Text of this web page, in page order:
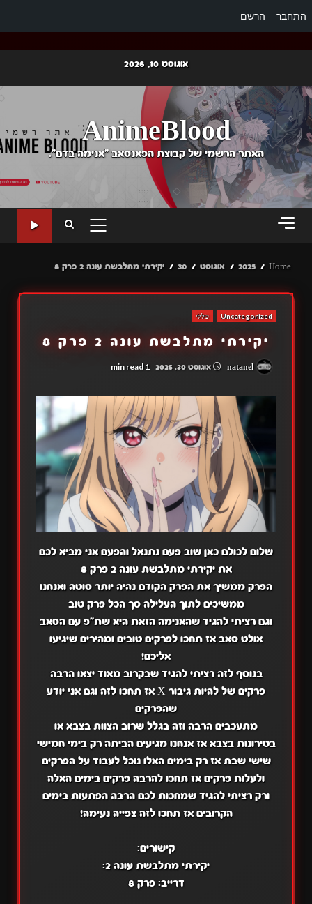
התחבר הרשם
content
אוגוסט 10, 2026
AnimeBlood
האתר הרשמי של קבוצת הפאנסאב "אנימה בדם".
PRIMARY
Home
2025 אוגוסט 30 יקירתי מתלבשת עונה 2 פרק 8
Uncategorized כללי
יקירתי מתלבשת עונה 2 פרק 8
אוגוסט 30, 2025 1 min read
שלום לכולם כאן שוב פעם נתנאל והפעם אני מביא לכם
את יקירתי מתלבשת עונה 2 פרק 8
הפרק ממשיך את הפרק הקודם נהיה יותר סוטה ואנחנו
ממשיכים לתוך העלילה סך הכל פרק טוב
וגם רציתי להגיד שהאנימה הזאת היא שת"פ עם הסאב
אולט סאב אז תחכו לפרקים טובים ומהירים שיגיעו
אליכם!
בנוסף לזה רציתי להגיד שבקרוב מאוד יצאו הרבה
פרקים של להיות גיבור X אז תחכו לזה וגם אני יודע
שהפרקים
מתעכבים הרבה וזה בגלל שרוב הצוות בצבא או
בטירונות בצבא אז אנחנו מגיעים הביתה רק בימי חמישי
שישי שבת אז רק בימים האלו נוכל לעבוד על הפרקים
ולעלות פרקים אז תחכו להרבה פרקים בימים האלה
ורק רציתי להגיד שמחכות לכם הרבה הפתעות בימים
הקרובים אז תחכו לזה צפייה נעימה!
קישורים:
יקירתי מתלבשת עונה 2:
דרייב:פרק 8